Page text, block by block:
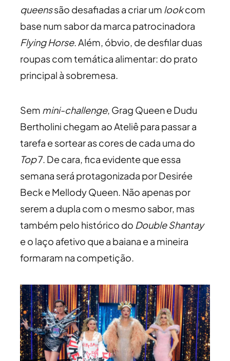
queenssão desafiadas a criar um lookcom
base num sabor da marca patrocinadora
Flying Horse. Além, óbvio, de desfilar duas
roupas com temática alimentar: do prato
principal à sobremesa.
Sem mini-challenge, Grag Queen e Dudu
Bertholini chegam ao Ateliê para passar a
tarefa e sortear as cores de cada uma do
Top7. De cara, fica evidente que essa
semana será protagonizada por Desirée
Beck e Mellody Queen. Não apenas por
serem a dupla com o mesmo sabor, mas
também pelo histórico do Double Shantay
e o laço afetivo que a baiana e a mineira
formaram na competição.